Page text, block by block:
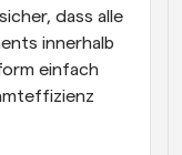
dass alle
innerhalb
einfach